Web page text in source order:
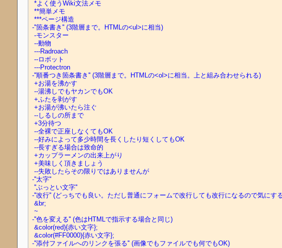
-''箇条書き'' (3階層まで。HTMLの<ul>に相当)
-''順番つき箇条書き'' (3階層まで。HTMLの<ol>に相当。上と組み合わせられる)
-''太字''
-''改行'' (どっちでも良い。ただし普通にフォームで改行しても改行になるので気にす
-''色を変える'' (色はHTMLで指示する場合と同じ)
-''添付ファイルへのリンクを張る'' (画像でもファイルでも何でもOK)